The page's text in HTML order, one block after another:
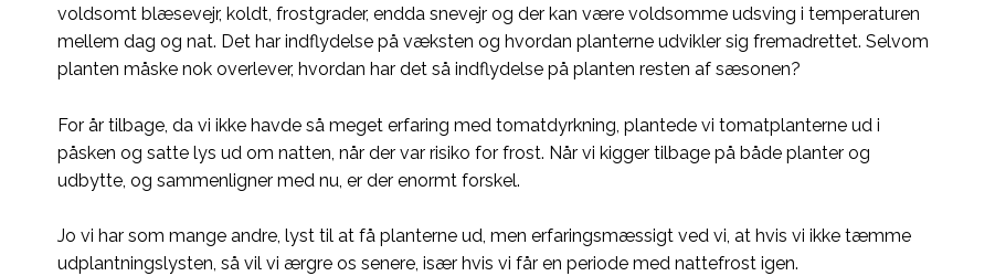
voldsomt blæsevejr, koldt, frostgrader, endda snevejr og der kan være voldsomme udsving i temperaturen
mellem dag og nat. Det har indflydelse på væksten og hvordan planterne udvikler sig fremadrettet. Selvom
planten måske nok overlever, hvordan har det så indflydelse på planten resten af sæsonen?
For år tilbage, da vi ikke havde så meget erfaring med tomatdyrkning, plantede vi tomatplanterne ud i
påsken og satte lys ud om natten, når der var risiko for frost. Når vi kigger tilbage på både planter og
udbytte, og sammenligner med nu, er der enormt forskel.
Jo vi har som mange andre, lyst til at få planterne ud, men erfaringsmæssigt ved vi, at hvis vi ikke tæmme
udplantningslysten, så vil vi ærgre os senere, især hvis vi får en periode med nattefrost igen.